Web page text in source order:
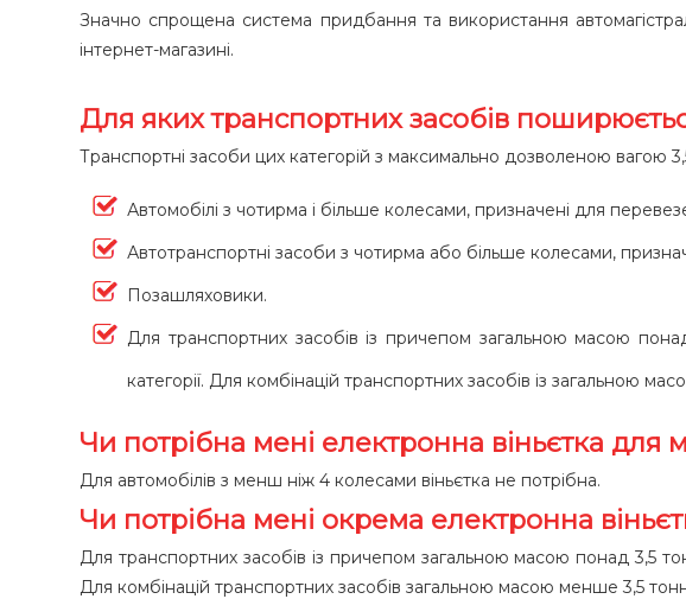
Значно спрощена система придбання та використання
інтернет-магазині.
Для яких транспортних засобів
Транспортні засоби цих категорій з максимально дозволеною вагою
Автомобілі з чотирма і більше колесами, призначені для
Автотранспортні засоби з чотирма або більше колесами,
Позашляховики.
Для транспортних засобів із причепом загальною масою
категорії. Для комбінацій транспортних засобів із загальною
Чи потрібна мені електронна віньєтка для
Для автомобілів з менш ніж 4 колесами віньєтка не потрібна.
Чи потрібна мені окрема електронна
Для транспортних засобів із причепом загальною масою понад 3,5
Для комбінацій транспортних засобів загальною масою менше 3,5